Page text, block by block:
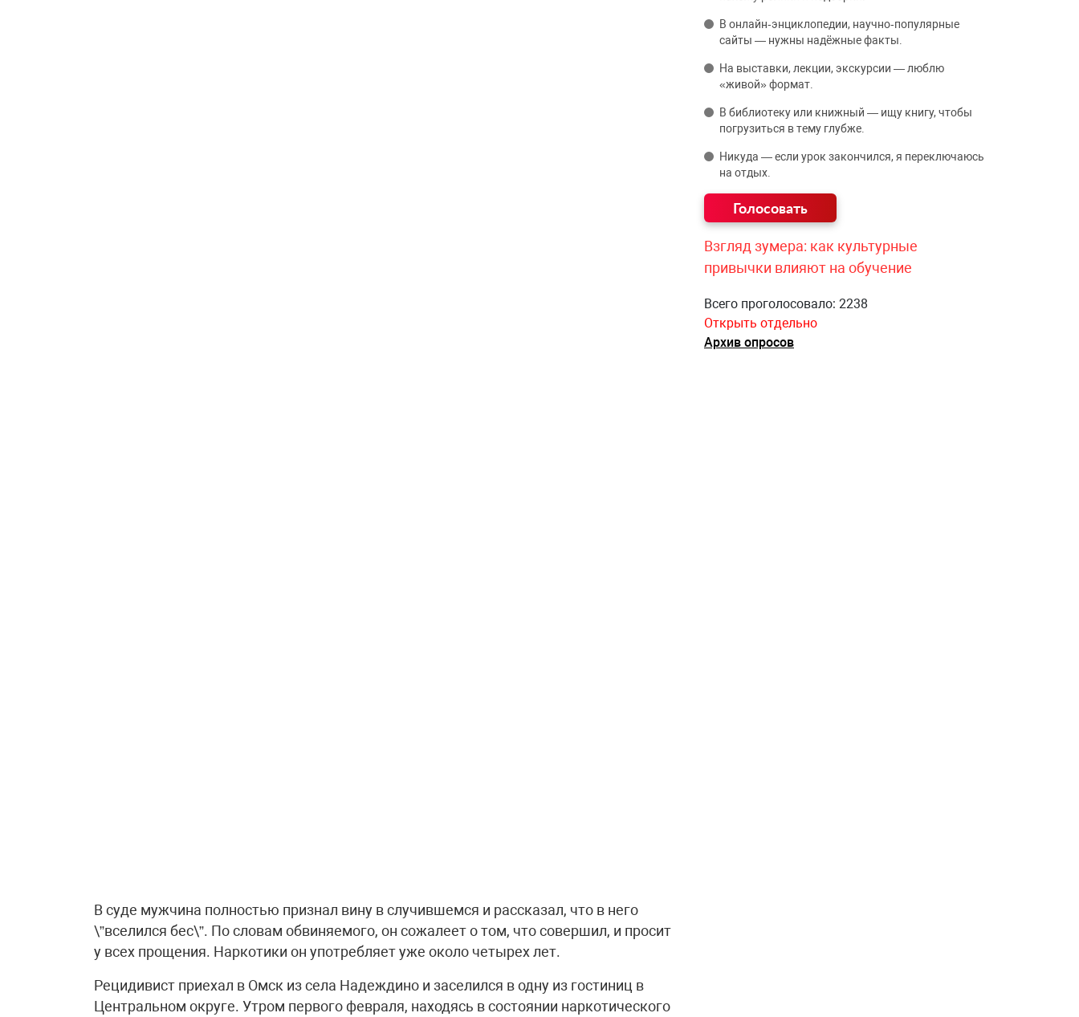
В суде мужчина полностью признал вину в случившемся и рассказал, что в него
\”вселился бес\”. По словам обвиняемого, он сожалеет о том, что совершил, и просит
у всех прощения. Наркотики он употребляет уже около четырех лет.
Рецидивист приехал в Омск из села Надеждино и заселился в одну из гостиниц в
Центральном округе. Утром первого февраля, находясь в состоянии наркотического
В онлайн‑энциклопедии, научно‑популярные
сайты — нужны надёжные факты.
На выставки, лекции, экскурсии — люблю
«живой» формат.
В библиотеку или книжный — ищу книгу, чтобы
погрузиться в тему глубже.
Никуда — если урок закончился, я переключаюсь
на отдых.
Взгляд зумера: как культурные
привычки влияют на обучение
Всего проголосовало: 2238
Открыть отдельно
Архив опросов